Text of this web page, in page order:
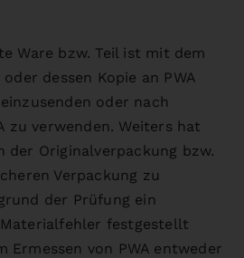
Ware bzw. Teil ist mit dem
dessen Kopie an PWA
oder nach
zu verwenden. Weiters hat
der Originalverpackung bzw.
Verpackung zu
der Prüfung ein
festgestellt
Ermessen von PWA entweder